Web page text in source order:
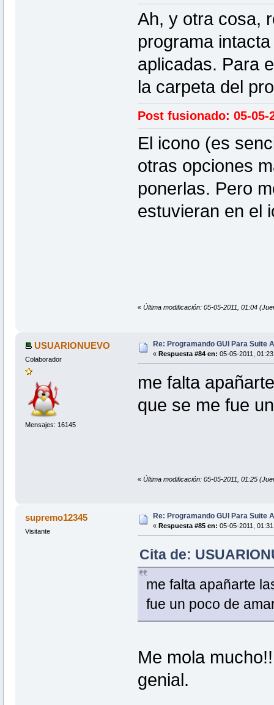
Ah, y otra cosa,
programa
aplicadas. Para
la carpeta del
Post fusionado: 05-05-
El icono (es
otras opciones
ponerlas. Pero
estuvieran en el
« Última modificación: 05-05-2011, 01:04
USUARIONUEVO
Colaborador
Mensajes: 16145
Re: Programando GUI Para Suite
« Respuesta #84 en: 05-05-2011,
me falta
que se me fue
« Última modificación: 05-05-2011, 01:25
supremo12345
Visitante
Re: Programando GUI Para Suite
« Respuesta #85 en: 05-05-2011,
Cita de:
me falta apañarte
fue un poco de
Me mola
genial.